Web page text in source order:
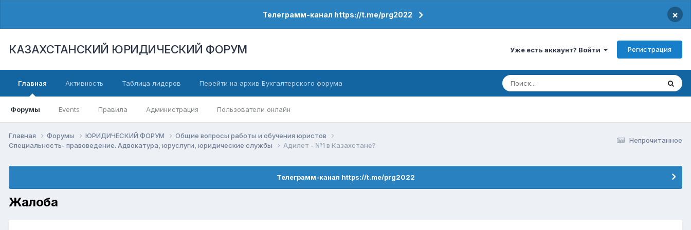
Телеграмм-канал https://t.me/prg2022 ×
КАЗАХСТАНСКИЙ ЮРИДИЧЕСКИЙ ФОРУМ Уже есть аккаунт? Войти Регистрация
Главная
Форумы Events Правила Администрация Пользователи онлайн
Активность Таблица лидеров Перейти на архив Бухгалтерского форума
Непрочитанное
Главная Форумы ЮРИДИЧЕСКИЙ ФОРУМ
Общие вопросы работы и обучения юристов
Специальность- правоведение. Адвокатура, юруслуги, юридические службы
Адилет - №1 в Казахстане?
Телеграмм-канал https://t.me/prg2022
Жалоба